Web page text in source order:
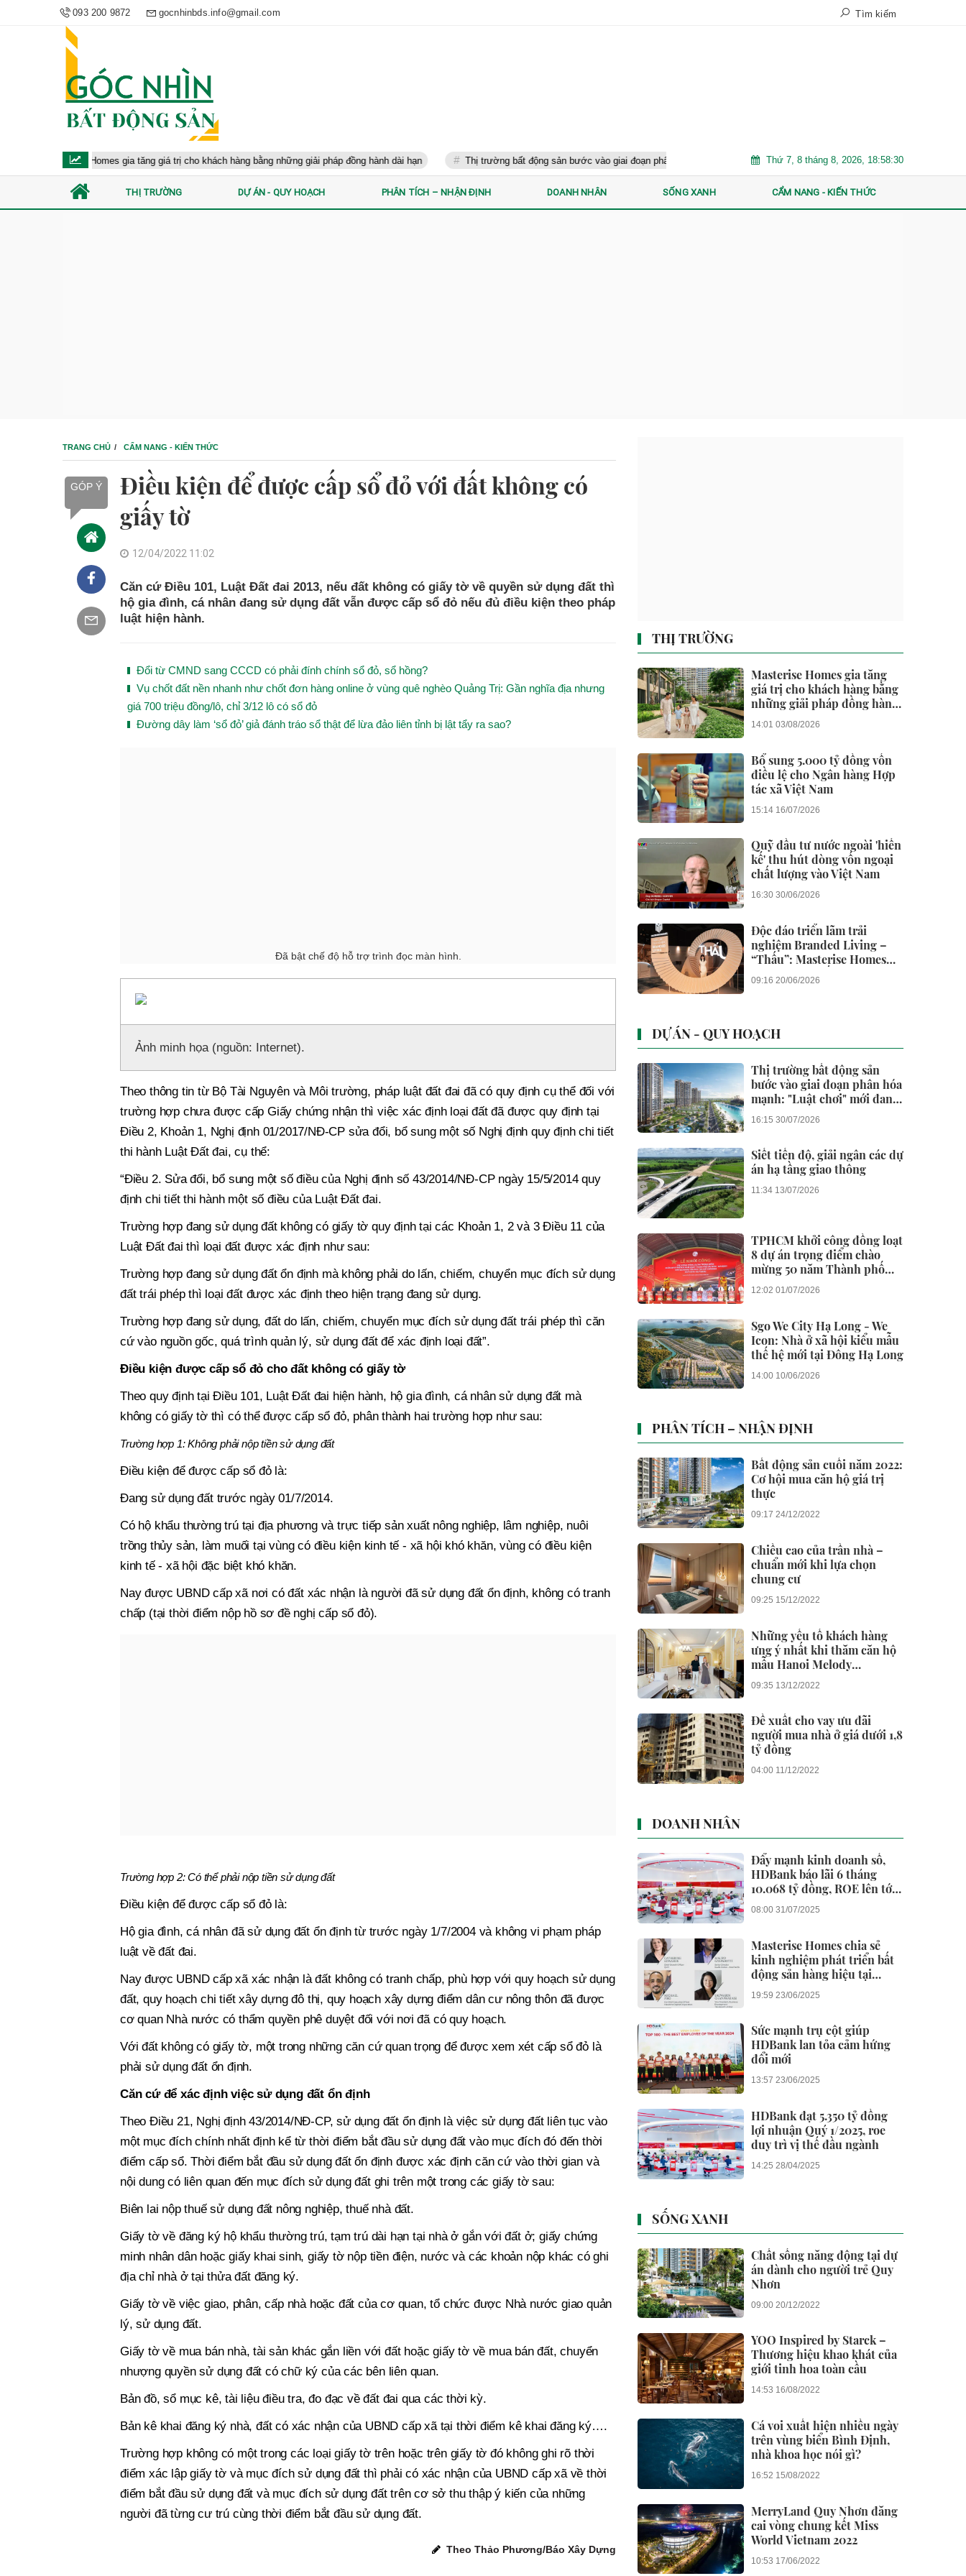
093 200 9872 gocnhinbds.info@gmail.com Tìm kiếm
Masterise Homes gia tăng giá trị cho khách hàng bằng những giải pháp đồng hành dài hạn Thị trường bất động sản bước vào giai đoạn phân hóa mạnh: "Luật chơi" mới đang dành cho ai? Bổ sung 5.000 tỷ
Thứ 7, 8 tháng 8, 2026, 18:58:31
THỊ TRƯỜNG DỰ ÁN - QUY HOẠCH PHÂN TÍCH – NHẬN ĐỊNH DOANH NHÂN SỐNG XANH CẨM NANG - KIẾN THỨC
TRANG CHỦ CẨM NANG - KIẾN THỨC
GÓP Ý
Điều kiện để được cấp sổ đỏ với đất không có
giấy tờ
12/04/2022 11:02
Căn cứ Điều 101, Luật Đất đai 2013, nếu đất không có giấy tờ về quyền sử dụng đất thì
hộ gia đình, cá nhân đang sử dụng đất vẫn được cấp sổ đỏ nếu đủ điều kiện theo pháp
luật hiện hành.
Đổi từ CMND sang CCCD có phải đính chính sổ đỏ, sổ hồng?
Vụ chốt đất nền nhanh như chốt đơn hàng online ở vùng quê nghèo Quảng Trị: Gần nghĩa địa nhưng
giá 700 triệu đồng/lô, chỉ 3/12 lô có sổ đỏ
Đường dây làm ‘sổ đỏ’ giả đánh tráo sổ thật để lừa đảo liên tỉnh bị lật tẩy ra sao?
Đã bật chế độ hỗ trợ trình đọc màn hình.
Ảnh minh họa (nguồn: Internet).
Theo thông tin từ Bộ Tài Nguyên và Môi trường, pháp luật đất đai đã có quy định cụ thể đối với
trường hợp chưa được cấp Giấy chứng nhận thì việc xác định loại đất đã được quy định tại
Điều 2, Khoản 1, Nghị định 01/2017/NĐ-CP sửa đổi, bổ sung một số Nghị định quy định chi tiết
thi hành Luật Đất đai, cụ thể:
“Điều 2. Sửa đổi, bổ sung một số điều của Nghị định số 43/2014/NĐ-CP ngày 15/5/2014 quy
định chi tiết thi hành một số điều của Luật Đất đai.
Trường hợp đang sử dụng đất không có giấy tờ quy định tại các Khoản 1, 2 và 3 Điều 11 của
Luật Đất đai thì loại đất được xác định như sau:
Trường hợp đang sử dụng đất ổn định mà không phải do lấn, chiếm, chuyển mục đích sử dụng
đất trái phép thì loại đất được xác định theo hiện trạng đang sử dụng.
Trường hợp đang sử dụng, đất do lấn, chiếm, chuyển mục đích sử dụng đất trái phép thì căn
cứ vào nguồn gốc, quá trình quản lý, sử dụng đất để xác định loại đất”.
Điều kiện được cấp sổ đỏ cho đất không có giấy tờ
Theo quy định tại Điều 101, Luật Đất đai hiện hành, hộ gia đình, cá nhân sử dụng đất mà
không có giấy tờ thì có thể được cấp sổ đỏ, phân thành hai trường hợp như sau:
Trường hợp 1: Không phải nộp tiền sử dụng đất
Điều kiện để được cấp sổ đỏ là:
Đang sử dụng đất trước ngày 01/7/2014.
Có hộ khẩu thường trú tại địa phương và trực tiếp sản xuất nông nghiệp, lâm nghiệp, nuôi
trồng thủy sản, làm muối tại vùng có điều kiện kinh tế - xã hội khó khăn, vùng có điều kiện
kinh tế - xã hội đặc biệt khó khăn.
Nay được UBND cấp xã nơi có đất xác nhận là người đã sử dụng đất ổn định, không có tranh
chấp (tại thời điểm nộp hồ sơ đề nghị cấp sổ đỏ).
Trường hợp 2: Có thể phải nộp tiền sử dụng đất
Điều kiện để được cấp sổ đỏ là:
Hộ gia đình, cá nhân đã sử dụng đất ổn định từ trước ngày 1/7/2004 và không vi phạm pháp
luật về đất đai.
Nay được UBND cấp xã xác nhận là đất không có tranh chấp, phù hợp với quy hoạch sử dụng
đất, quy hoạch chi tiết xây dựng đô thị, quy hoạch xây dựng điểm dân cư nông thôn đã được
cơ quan Nhà nước có thẩm quyền phê duyệt đối với nơi đã có quy hoạch.
Với đất không có giấy tờ, một trong những căn cứ quan trọng để được xem xét cấp sổ đỏ là
phải sử dụng đất ổn định.
Căn cứ để xác định việc sử dụng đất ổn định
Theo Điều 21, Nghị định 43/2014/NĐ-CP, sử dụng đất ổn định là việc sử dụng đất liên tục vào
một mục đích chính nhất định kể từ thời điểm bắt đầu sử dụng đất vào mục đích đó đến thời
điểm cấp sổ. Thời điểm bắt đầu sử dụng đất ổn định được xác định căn cứ vào thời gian và
nội dung có liên quan đến mục đích sử dụng đất ghi trên một trong các giấy tờ sau:
Biên lai nộp thuế sử dụng đất nông nghiệp, thuế nhà đất.
Giấy tờ về đăng ký hộ khẩu thường trú, tạm trú dài hạn tại nhà ở gắn với đất ở; giấy chứng
minh nhân dân hoặc giấy khai sinh, giấy tờ nộp tiền điện, nước và các khoản nộp khác có ghi
địa chỉ nhà ở tại thửa đất đăng ký.
Giấy tờ về việc giao, phân, cấp nhà hoặc đất của cơ quan, tổ chức được Nhà nước giao quản
lý, sử dụng đất.
Giấy tờ về mua bán nhà, tài sản khác gắn liền với đất hoặc giấy tờ về mua bán đất, chuyển
nhượng quyền sử dụng đất có chữ ký của các bên liên quan.
Bản đồ, sổ mục kê, tài liệu điều tra, đo đạc về đất đai qua các thời kỳ.
Bản kê khai đăng ký nhà, đất có xác nhận của UBND cấp xã tại thời điểm kê khai đăng ký….
Trường hợp không có một trong các loại giấy tờ trên hoặc trên giấy tờ đó không ghi rõ thời
điểm xác lập giấy tờ và mục đích sử dụng đất thì phải có xác nhận của UBND cấp xã về thời
điểm bắt đầu sử dụng đất và mục đích sử dụng đất trên cơ sở thu thập ý kiến của những
người đã từng cư trú cùng thời điểm bắt đầu sử dụng đất.
Theo Thảo Phương/Báo Xây Dựng
THỊ TRƯỜNG
Masterise Homes gia tăng
giá trị cho khách hàng bằng
những giải pháp đồng hành
dài hạn
14:01 03/08/2026
Bổ sung 5.000 tỷ đồng vốn
điều lệ cho Ngân hàng Hợp
tác xã Việt Nam
15:14 16/07/2026
Quỹ đầu tư nước ngoài 'hiến
kế' thu hút dòng vốn ngoại
chất lượng vào Việt Nam
16:30 30/06/2026
Độc đáo triển lãm trải
nghiệm Branded Living –
“Thấu”: Masterise Homes
đánh thức “thấu cảm” tinh
hoa về không gian sống
09:16 20/06/2026
DỰ ÁN - QUY HOẠCH
Thị trường bất động sản
bước vào giai đoạn phân hóa
mạnh: "Luật chơi" mới đang
dành cho ai?
16:15 30/07/2026
Siết tiến độ, giải ngân các dự
án hạ tầng giao thông
11:34 13/07/2026
TPHCM khởi công đồng loạt
8 dự án trọng điểm chào
mừng 50 năm Thành phố
vinh dự mang tên Bác
12:02 01/07/2026
Sgo We City Hạ Long - We
Icon: Nhà ở xã hội kiểu mẫu
thế hệ mới tại Đông Hạ Long
14:00 10/06/2026
PHÂN TÍCH – NHẬN ĐỊNH
Bất động sản cuối năm 2022:
Cơ hội mua căn hộ giá trị
thực
09:17 24/12/2022
Chiều cao của trần nhà –
chuẩn mới khi lựa chọn
chung cư
09:25 15/12/2022
Những yếu tố khách hàng
ưng ý nhất khi thăm căn hộ
mẫu Hanoi Melody
Residences
09:35 13/12/2022
Đề xuất cho vay ưu đãi
người mua nhà ở giá dưới 1,8
tỷ đồng
04:00 11/12/2022
DOANH NHÂN
Đẩy mạnh kinh doanh số,
HDBank báo lãi 6 tháng
10.068 tỷ đồng, ROE lên tới
26,5%
08:00 31/07/2025
Masterise Homes chia sẻ
kinh nghiệm phát triển bất
động sản hàng hiệu tại
Branded Residences Forum
Asia 2025
19:59 23/06/2025
Sức mạnh trụ cột giúp
HDBank lan tỏa cảm hứng
đổi mới
13:57 23/06/2025
HDBank đạt 5.350 tỷ đồng
lợi nhuận Quý 1/2025, roe
duy trì vị thế đầu ngành
14:25 28/04/2025
SỐNG XANH
Chất sống năng động tại dự
án dành cho người trẻ Quy
Nhơn
09:00 20/12/2022
YOO Inspired by Starck –
Thương hiệu khao khát của
giới tinh hoa toàn cầu
14:53 16/08/2022
Cá voi xuất hiện nhiều ngày
trên vùng biển Bình Định,
nhà khoa học nói gì?
16:52 15/08/2022
MerryLand Quy Nhơn đăng
cai vòng chung kết Miss
World Vietnam 2022
10:53 17/06/2022